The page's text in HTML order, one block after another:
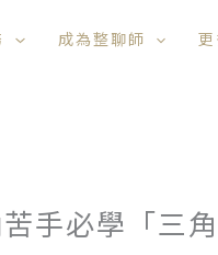
成為整聊師
手必學「三